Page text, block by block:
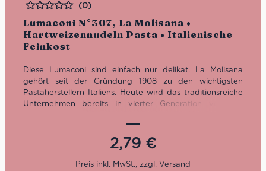
Lumaconi N°307, La Molisana •
Hartweizennudeln Pasta • Italienische
Feinkost
Bewertet
(0)
Diese Lumaconi sind einfach nur delikat. La Molisana
gehört seit der Gründung 1908 zu den wichtigsten
Pastaherstellern Italiens. Heute wird das traditionsreiche
Unternehmen bereits in vierter Generation von der
Kochzeit: 14 Minuten2,79 €